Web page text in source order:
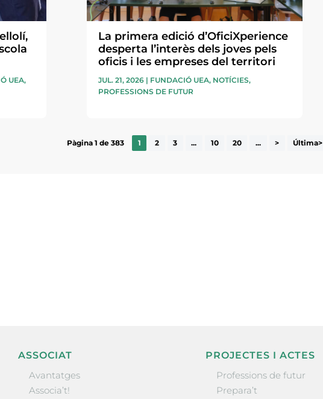
UEA,
La primera edició d’OficiXperience
desperta l’interès dels joves pels
oficis i les empreses del territori
JUL. 21, 2026| FUNDACIÓ UEA, NOTÍCIES,
PROFESSIONS DE FUTUR
Pàgina 1 de 383 1 2 3 ... 10 20 ... > Última>
ASSOCIAT
Avantatges
Associa’t!
PROJECTES I ACTES
Professions de futur
Prepara’t